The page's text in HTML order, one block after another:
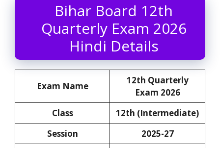
Bihar Board 12th
Quarterly Exam 2026
Hindi Details
Exam Name
12th Quarterly
Exam 2026
Class
12th (Intermediate)
Session
2025-27